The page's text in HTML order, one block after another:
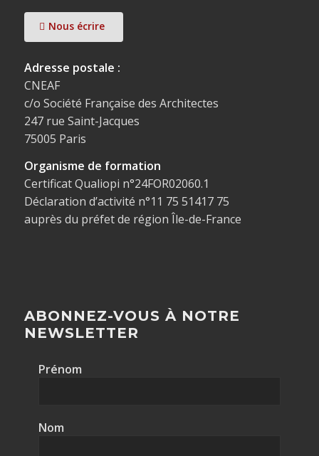
Nous écrire
Adresse postale :
CNEAF
c/o Société Française des Architectes
247 rue Saint-Jacques
75005 Paris
Organisme de formation
Certificat Qualiopi n°24FOR02060.1
Déclaration d’activité n°11 75 51417 75
auprès du préfet de région Île-de-France
ABONNEZ-VOUS À NOTRE
NEWSLETTER
Prénom
Nom